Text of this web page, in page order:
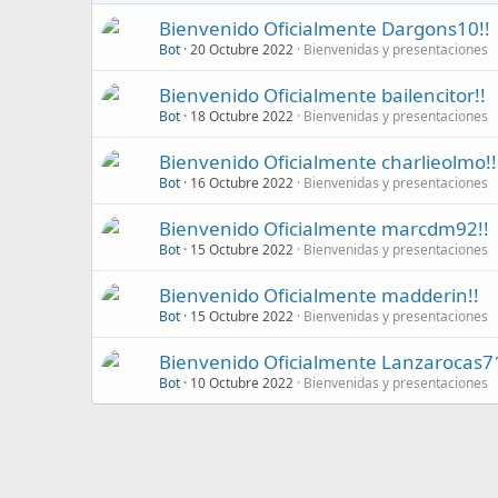
Bienvenido Oficialmente Dargons10!!
Bot 20 Octubre 2022 Bienvenidas y presentaciones
Bienvenido Oficialmente bailencitor!!
Bot 18 Octubre 2022 Bienvenidas y presentaciones
Bienvenido Oficialmente charlieolmo!!
Bot 16 Octubre 2022 Bienvenidas y presentaciones
Bienvenido Oficialmente marcdm92!!
Bot 15 Octubre 2022 Bienvenidas y presentaciones
Bienvenido Oficialmente madderin!!
Bot 15 Octubre 2022 Bienvenidas y presentaciones
Bienvenido Oficialmente
Bot 10 Octubre 2022 Bienvenidas y presentaciones